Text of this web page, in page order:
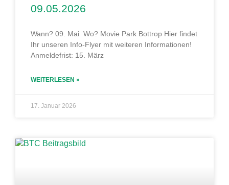
09.05.2026
Wann? 09. Mai Wo? Movie Park Bottrop Hier findet
Ihr unseren Info-Flyer mit weiteren Informationen!
Anmeldefrist: 15. März
WEITERLESEN »
17. Januar 2026